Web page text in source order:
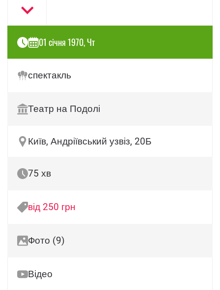
01 січня 1970, Чт
спектакль
Театр на Подолі
Київ, Андріївський узвіз, 20Б
75 хв
від 250 грн
Фото (9)
Відео